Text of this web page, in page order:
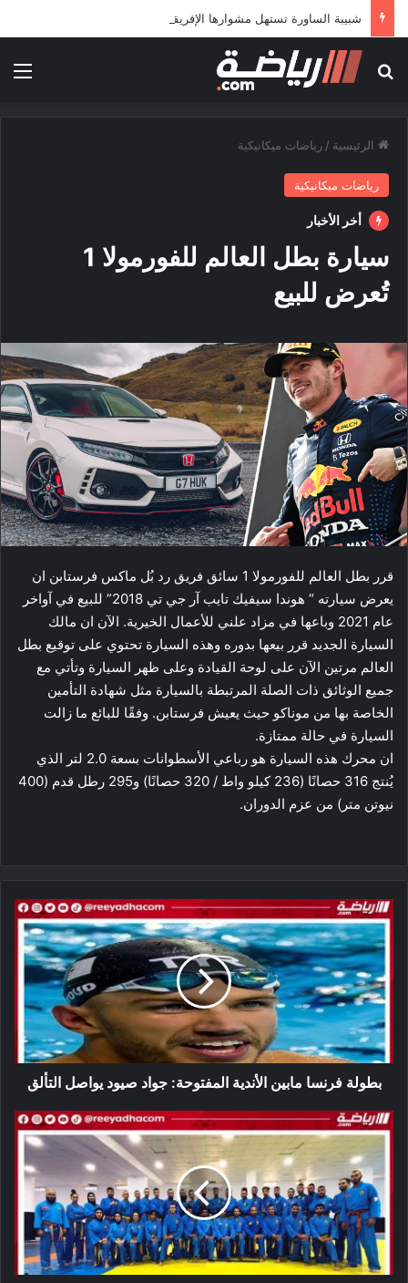
شبيبة الساورة تستهل مشوارها الإفريقي بمواجهة حافيا كوناكري
بحث عن
الرئيسية / رياضات ميكانيكية
رياضات ميكانيكية
أخر الأخبار
سيارة بطل العالم للفورمولا 1
تُعرض للبيع
قرر بطل العالم للفورمولا 1 سائق فريق رد بُل ماكس فرستابن ان
يعرض سيارته “ هوندا سيفيك تايب آر جي تي 2018” للبيع في آواخر
عام 2021 وباعها في مزاد علني للأعمال الخيرية. الآن ان مالك
السيارة الجديد قرر بيعها بدوره وهذه السيارة تحتوي على توقيع بطل
العالم مرتين الآن على لوحة القيادة وعلى ظهر السيارة وتأتي مع
جميع الوثائق ذات الصلة المرتبطة بالسيارة مثل شهادة التأمين
الخاصة بها من موناكو حيث يعيش فرستابن. وفقًا للبائع ما زالت
السيارة في حالة ممتازة.
ان محرك هذه السيارة هو رباعي الأسطوانات بسعة 2.0 لتر الذي
يُنتج 316 حصانًا (236 كيلو واط / 320 حصانًا) و295 رطل قدم (400
نيوتن متر) من عزم الدوران.
بطولة
فرنسا
مابين
الأندية
المفتوحة:
جواد
صيود
يواصل
التألق
بطولة فرنسا مابين الأندية المفتوحة: جواد صيود يواصل التألق
البطولة
الإفريقية
للفوفينام
فيات
فوداو